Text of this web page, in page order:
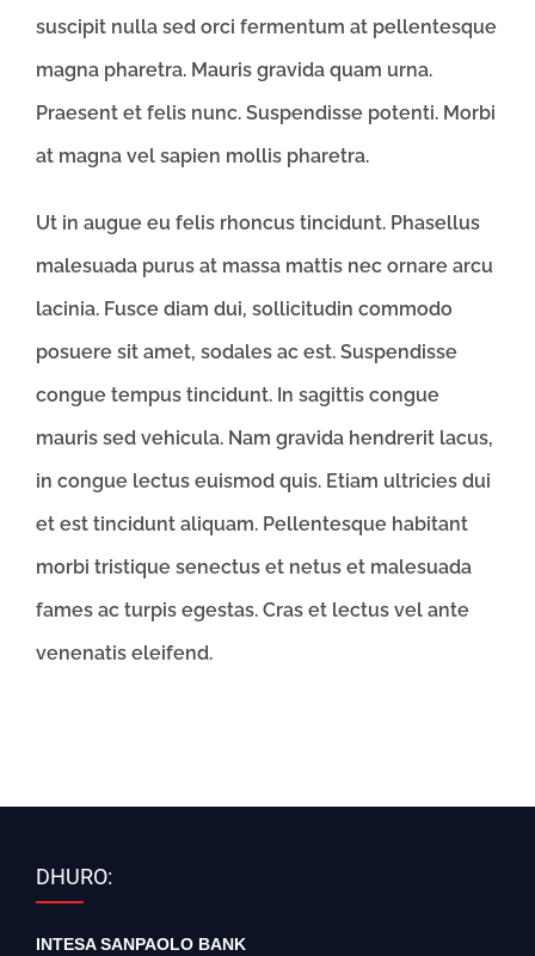
suscipit nulla sed orci fermentum at pellentesque
magna pharetra. Mauris gravida quam urna.
Praesent et felis nunc. Suspendisse potenti. Morbi
at magna vel sapien mollis pharetra.
Ut in augue eu felis rhoncus tincidunt. Phasellus
malesuada purus at massa mattis nec ornare arcu
lacinia. Fusce diam dui, sollicitudin commodo
posuere sit amet, sodales ac est. Suspendisse
congue tempus tincidunt. In sagittis congue
mauris sed vehicula. Nam gravida hendrerit lacus,
in congue lectus euismod quis. Etiam ultricies dui
et est tincidunt aliquam. Pellentesque habitant
morbi tristique senectus et netus et malesuada
fames ac turpis egestas. Cras et lectus vel ante
venenatis eleifend.
DHURO:
INTESA SANPAOLO BANK